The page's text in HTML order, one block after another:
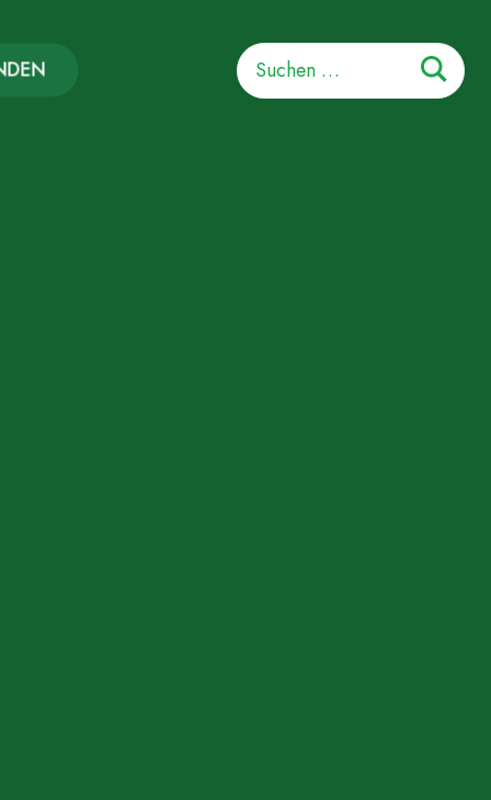
Suchen
nach: